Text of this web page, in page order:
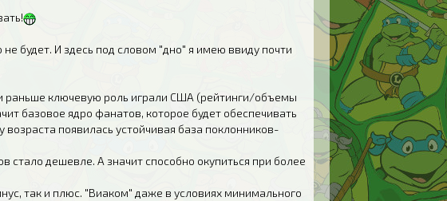
будет. И здесь под словом "дно" я имею ввиду почти
раньше ключевую роль играли США (рейтинги/объемы
базовое ядро фанатов, которое будет обеспечивать
появилась устойчивая база поклонников-
дешевле. А значит способно окупиться при более
так и плюс. "Виаком" даже в условиях минимального